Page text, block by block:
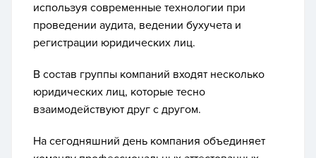
используя современные технологии при
проведении аудита, ведении бухучета и
регистрации юридических лиц.
В состав группы компаний входят несколько
юридических лиц, которые тесно
взаимодействуют друг с другом.
На сегодняшний день компания объединяет